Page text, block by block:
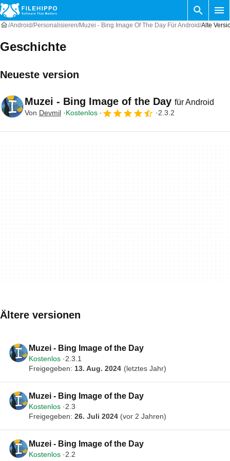
Android Personalisieren Muzei - Bing Image Of The Day Für Android Alte
Geschichte
Neueste version
Muzei - Bing Image of the Day für Android
Von Devmil Kostenlos 2.3.2
Ältere versionen
Muzei - Bing Image of the Day
Kostenlos
2.3.1
Freigegeben: 13. Aug. 2024 (letztes Jahr)
Muzei - Bing Image of the Day
Kostenlos
2.3
Freigegeben: 26. Juli 2024 (vor 2 Jahren)
Muzei - Bing Image of the Day
Kostenlos
2.2